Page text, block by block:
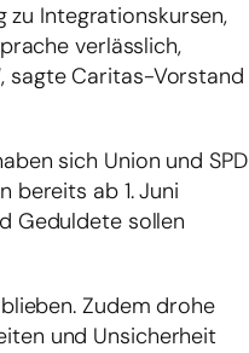
zu Integrationskursen,
verlässlich,
sagte Caritas-Vorstand
sich Union und SPD
bereits ab 1. Juni
Geduldete sollen
Zudem drohe
und Unsicherheit